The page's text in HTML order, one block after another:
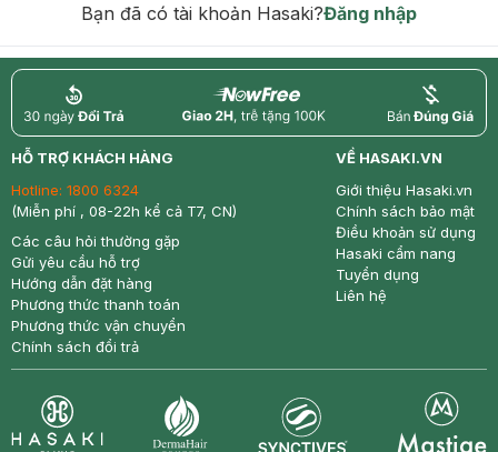
Bạn đã có tài khoản Hasaki?Đăng nhập
return nowfree price
HỖ TRỢ KHÁCH HÀNG
Hotline: 1800 6324
(Miễn phí , 08-22h kể cả T7, CN)
Các câu hỏi thường gặp
Gửi yêu cầu hỗ trợ
Hướng dẫn đặt hàng
Phương thức thanh toán
Phương thức vận chuyển
Chính sách đổi trả
VỀ HASAKI.VN
Giới thiệu Hasaki.vn
Chính sách bảo mật
Điều khoản sử dụng
Hasaki cẩm nang
Tuyển dụng
Liên hệ